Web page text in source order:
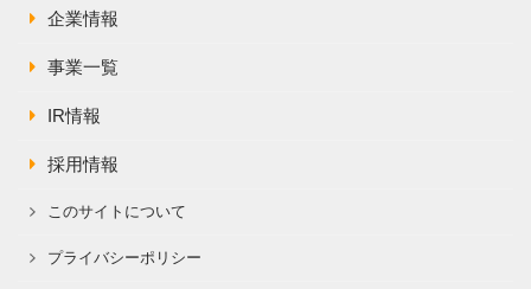
企業情報
事業一覧
IR情報
採用情報
このサイトについて
プライバシーポリシー